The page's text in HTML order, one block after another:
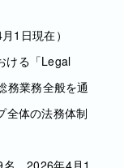
1日現在）
ける「Legal
務業務全般を通
全体の法務体制
、2026年4月1